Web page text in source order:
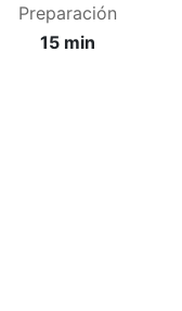
Preparación
15 min